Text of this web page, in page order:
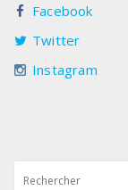
Facebook
Twitter
Instagram